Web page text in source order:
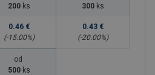
200 ks
0.46 €
(-15.00%)
300 ks
0.43 €
(-20.00%)
od
500 ks